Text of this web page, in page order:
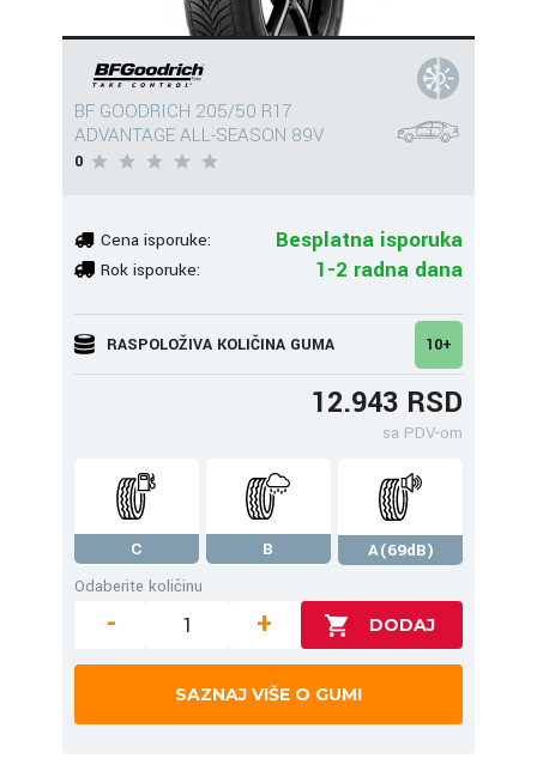
BF GOODRICH 205/50 R17
ADVANTAGE ALL-SEASON 89V
0
Cena isporuke: Besplatna isporuka
Rok isporuke: 1-2 radna dana
RASPOLOŽIVA KOLIČINA GUMA 10+
12.943 RSD
sa PDV-om
C B
A(69dB)
Odaberite količinu
- +
SAZNAJ VIŠE O GUMI